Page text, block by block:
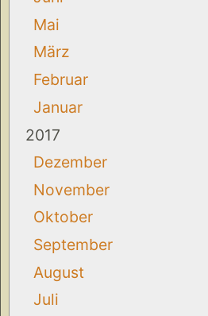
Mai
März
Februar
Januar
2017
Dezember
November
Oktober
September
August
Juli